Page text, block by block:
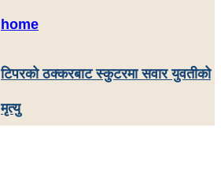
home
टिपरको ठक्करबाट स्कुटरमा सवार युवतीको
मृत्यु